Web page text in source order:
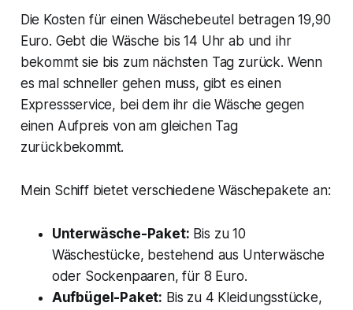
Die Kosten für einen Wäschebeutel betragen 19,90
Euro. Gebt die Wäsche bis 14 Uhr ab und ihr
bekommt sie bis zum nächsten Tag zurück. Wenn
es mal schneller gehen muss, gibt es einen
Expressservice, bei dem ihr die Wäsche gegen
einen Aufpreis von am gleichen Tag
zurückbekommt.
Mein Schiff bietet verschiedene Wäschepakete an:
Unterwäsche-Paket: Bis zu 10
Wäschestücke, bestehend aus Unterwäsche
oder Sockenpaaren, für 8 Euro.
Aufbügel-Paket: Bis zu 4 Kleidungsstücke,